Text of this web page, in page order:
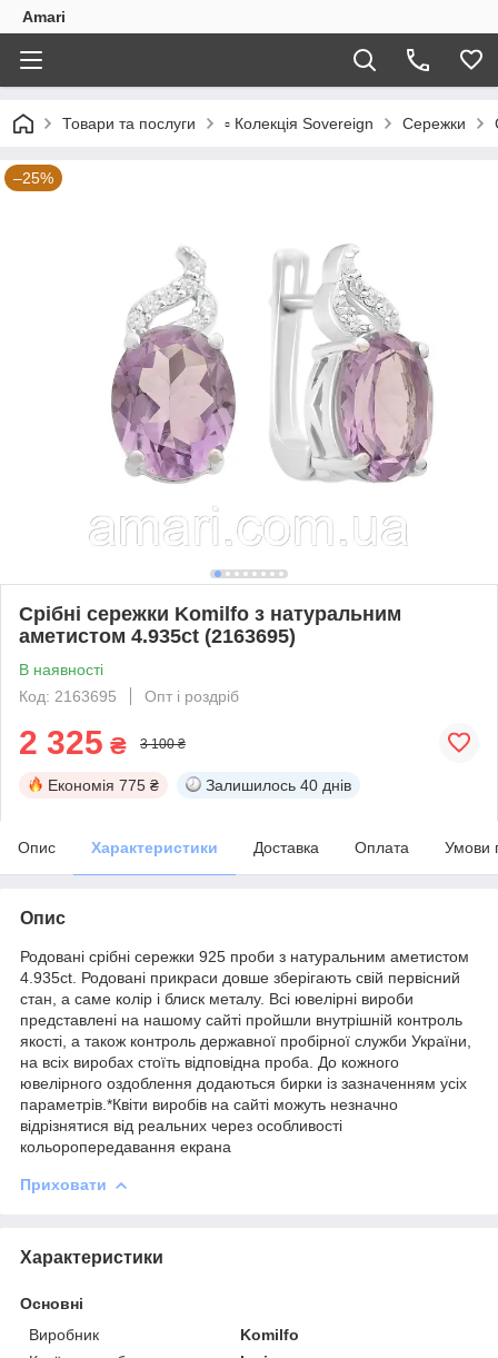
Amari
Товари та послуги ▫️ Колекція Sovereign Сережки
–25%
Срібні сережки Komilfo з натуральним
аметистом 4.935ct (2163695)
В наявності
Код: 2163695
Опт і роздріб
2 325 ₴ 3 100 ₴
Економія 775 ₴ Залишилось 40 днів
Опис Характеристики Доставка Оплата Умови
Опис
Родовані срібні сережки 925 проби з натуральним аметистом
4.935ct. Родовані прикраси довше зберігають свій первісний
стан, а саме колір і блиск металу. Всі ювелірні вироби
представлені на нашому сайті пройшли внутрішній контроль
якості, а також контроль державної пробірної служби України,
на всіх виробах стоїть відповідна проба. До кожного
ювелірного оздоблення додаються бирки із зазначенням усіх
параметрів.*Квіти виробів на сайті можуть незначно
відрізнятися від реальних через особливості
кольоропередавання екрана
Приховати
Характеристики
Основні
Виробник
Komilfo